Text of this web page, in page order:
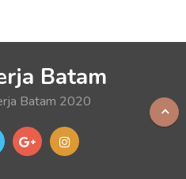
Batam
Batam 2020